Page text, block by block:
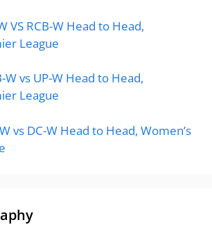
VS RCB-W Head to Head,
League
W vs UP-W Head to Head,
League
vs DC-W Head to Head, Women’s